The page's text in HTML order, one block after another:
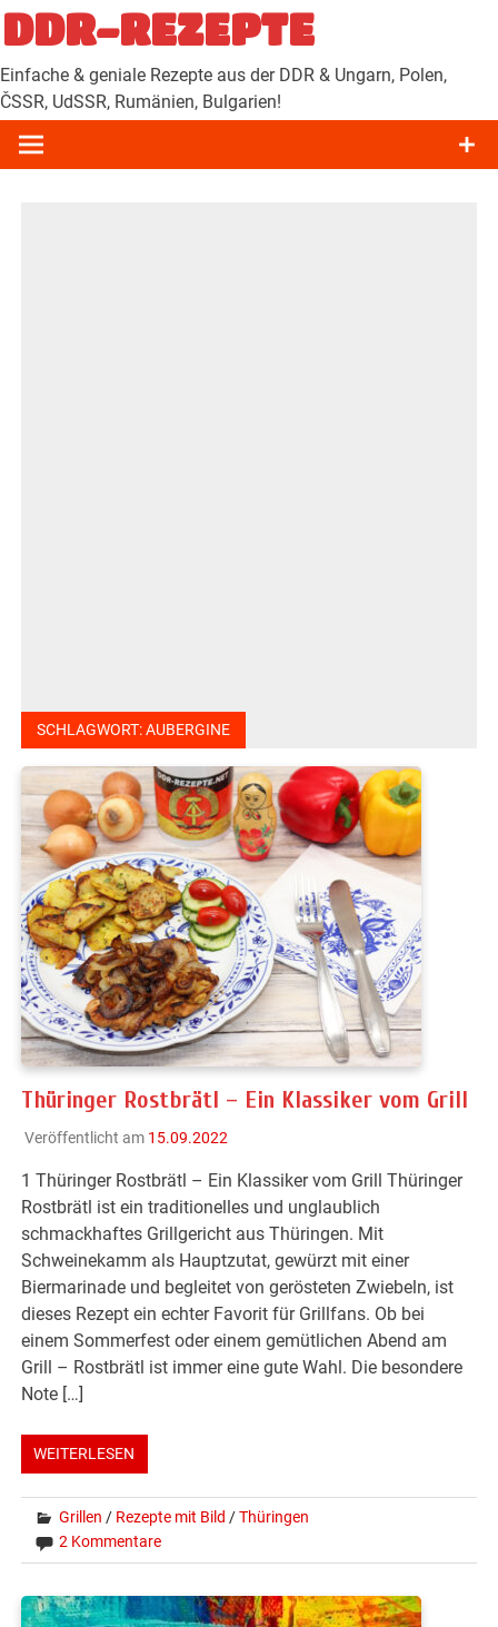
Zum
Inhalt
springen
DDR-REZEPTE
Einfache & geniale Rezepte aus der DDR & Ungarn, Polen,
ČSSR, UdSSR, Rumänien, Bulgarien!
SCHLAGWORT:AUBERGINE
Thüringer Rostbrätl – Ein Klassiker vom Grill
Veröffentlicht am 15.09.2022
1 Thüringer Rostbrätl – Ein Klassiker vom Grill Thüringer
Rostbrätl ist ein traditionelles und unglaublich
schmackhaftes Grillgericht aus Thüringen. Mit
Schweinekamm als Hauptzutat, gewürzt mit einer
Biermarinade und begleitet von gerösteten Zwiebeln, ist
dieses Rezept ein echter Favorit für Grillfans. Ob bei
einem Sommerfest oder einem gemütlichen Abend am
Grill – Rostbrätl ist immer eine gute Wahl. Die besondere
Note […]
WEITERLESEN
Grillen / Rezepte mit Bild /Thüringen
2 Kommentare